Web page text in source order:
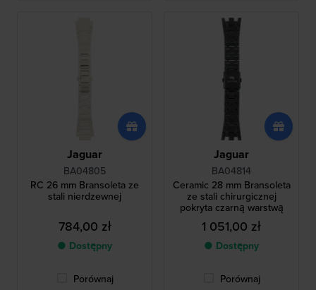
Jaguar
BA04805
RC 26 mm Bransoleta ze
stali nierdzewnej
784,00 zł
● Dostępny
Porównaj
Jaguar
BA04814
Ceramic 28 mm Bransoleta
ze stali chirurgicznej
pokryta czarną warstwą
1 051,00 zł
● Dostępny
Porównaj